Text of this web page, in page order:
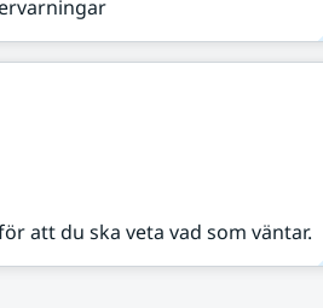
att du ska veta vad som väntar.